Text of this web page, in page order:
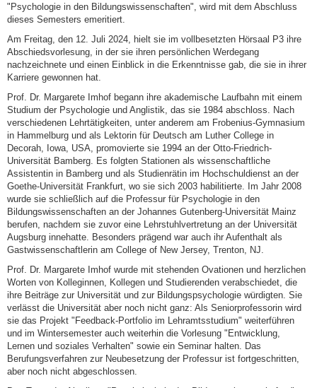
"Psychologie in den Bildungswissenschaften", wird mit dem Abschluss
dieses Semesters emeritiert.
Am Freitag, den 12. Juli 2024, hielt sie im vollbesetzten Hörsaal P3 ihre
Abschiedsvorlesung, in der sie ihren persönlichen Werdegang
nachzeichnete und einen Einblick in die Erkenntnisse gab, die sie in ihrer
Karriere gewonnen hat.
Prof. Dr. Margarete Imhof begann ihre akademische Laufbahn mit einem
Studium der Psychologie und Anglistik, das sie 1984 abschloss. Nach
verschiedenen Lehrtätigkeiten, unter anderem am Frobenius-Gymnasium
in Hammelburg und als Lektorin für Deutsch am Luther College in
Decorah, Iowa, USA, promovierte sie 1994 an der Otto-Friedrich-
Universität Bamberg. Es folgten Stationen als wissenschaftliche
Assistentin in Bamberg und als Studienrätin im Hochschuldienst an der
Goethe-Universität Frankfurt, wo sie sich 2003 habilitierte. Im Jahr 2008
wurde sie schließlich auf die Professur für Psychologie in den
Bildungswissenschaften an der Johannes Gutenberg-Universität Mainz
berufen, nachdem sie zuvor eine Lehrstuhlvertretung an der Universität
Augsburg innehatte. Besonders prägend war auch ihr Aufenthalt als
Gastwissenschaftlerin am College of New Jersey, Trenton, NJ.
Prof. Dr. Margarete Imhof wurde mit stehenden Ovationen und herzlichen
Worten von Kolleginnen, Kollegen und Studierenden verabschiedet, die
ihre Beiträge zur Universität und zur Bildungspsychologie würdigten. Sie
verlässt die Universität aber noch nicht ganz: Als Seniorprofessorin wird
sie das Projekt "Feedback-Portfolio im Lehramtsstudium" weiterführen
und im Wintersemester auch weiterhin die Vorlesung "Entwicklung,
Lernen und soziales Verhalten" sowie ein Seminar halten. Das
Berufungsverfahren zur Neubesetzung der Professur ist fortgeschritten,
aber noch nicht abgeschlossen.